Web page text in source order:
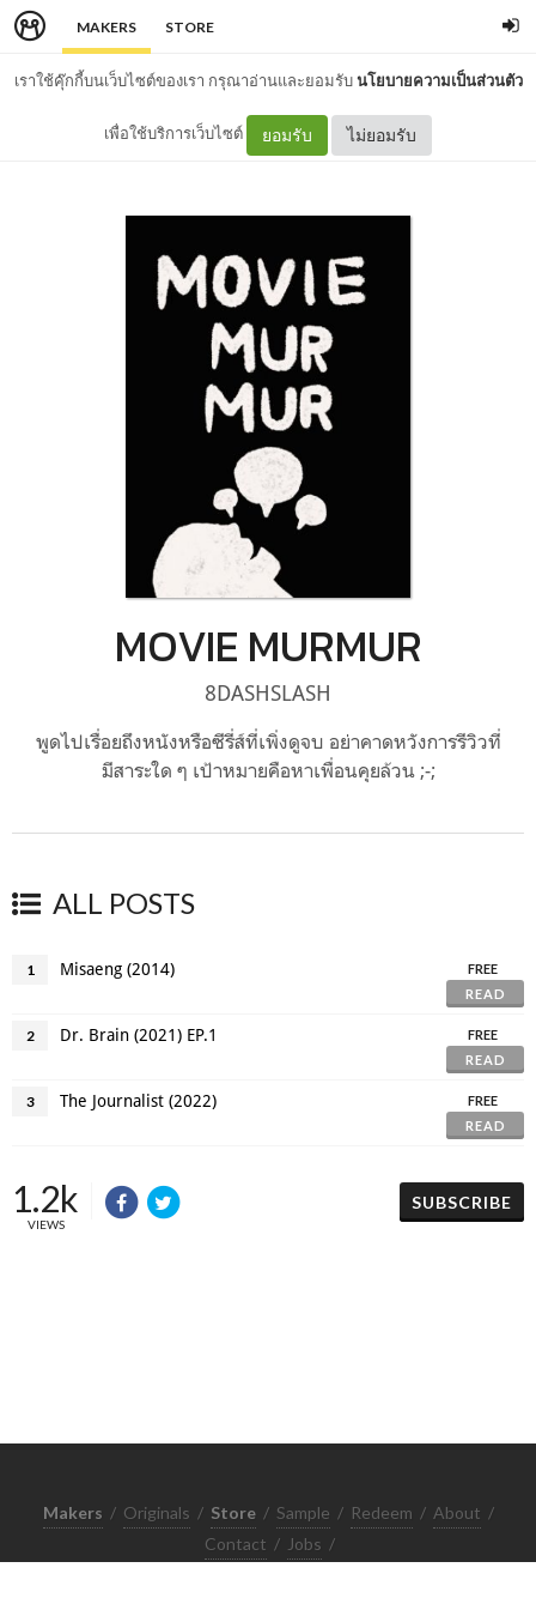
MAKERS STORE
เราใช้คุ๊กกี้บนเว็บไซต์ของเรา กรุณาอ่านและยอมรับนโยบายความเป็นส่วนตัว
เพื่อใช้บริการเว็บไซต์ ยอมรับ ไม่ยอมรับ
MOVIE MURMUR
8DASHSLASH
พูดไปเรื่อยถึงหนังหรือซีรี่ส์ที่เพิ่งดูจบ อย่าคาดหวังการรีวิวที่
มีสาระใด ๆ เป้าหมายคือหาเพื่อนคุยล้วน ;-;
ALL POSTS
1 Misaeng (2014)
FREE
READ
2 Dr. Brain (2021) EP.1
FREE
READ
3 The Journalist (2022)
FREE
READ
1.2k
VIEWS
SUBSCRIBE
Makers / Originals / Store / Sample / Redeem / About /
Contact / Jobs /